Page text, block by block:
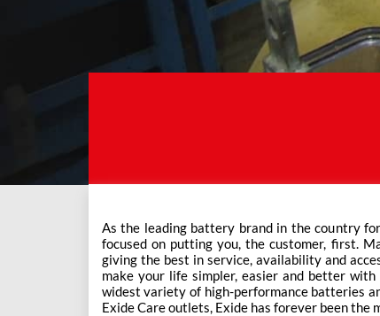
As the leading battery brand in the country
focused on putting you, the customer, first.
giving the best in service, availability and
make your life simpler, easier and better
widest variety of high-performance batteries
Exide Care outlets, Exide has forever been the
This ever-increasing network of Exide Care